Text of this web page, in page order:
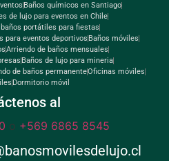
Baños químicos en Santiago
de lujo para eventos en Chile
portátiles para fiestas
para eventos deportivos Baños móviles
Arriendo de baños mensuales
Baños de lujo para mineria
de baños permanenteOficinas móviles
Dormitorio móvil
al
o +569 6865 8545